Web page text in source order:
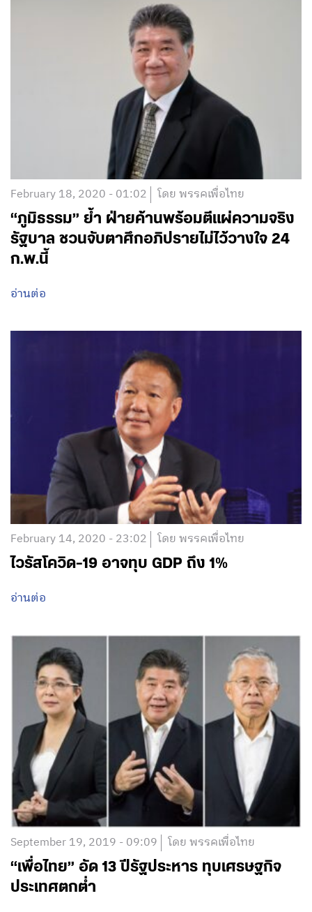
February 18, 2020 - 01:02 โดย พรรคเพื่อไทย
“ภูมิธรรม” ย้ำ ฝ่ายค้านพร้อมตีแผ่ความจริง
รัฐบาล ชวนจับตาศึกอภิปรายไม่ไว้วางใจ 24
ก.พ.นี้
อ่านต่อ
February 14, 2020 - 23:02 โดย พรรคเพื่อไทย
ไวรัสโควิด-19 อาจทุบ GDP ถึง 1%
อ่านต่อ
September 19, 2019 - 09:09 โดย พรรคเพื่อไทย
“เพื่อไทย” อัด 13 ปีรัฐประหาร ทุบเศรษฐกิจ
ประเทศตกต่ำ